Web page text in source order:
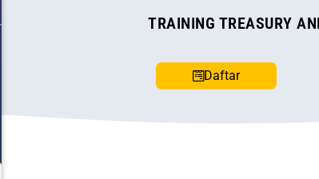
TRAINING TREASURY
Daftar